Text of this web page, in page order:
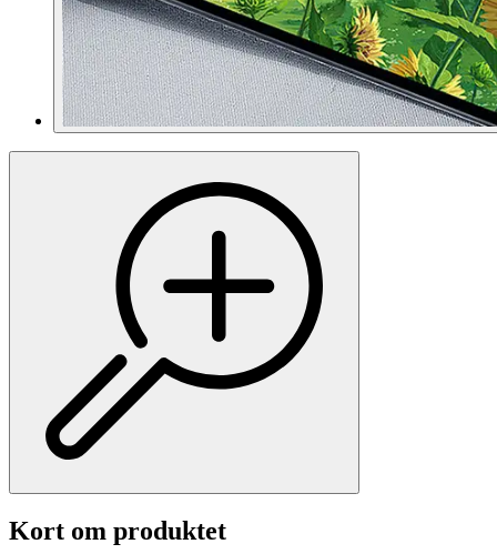
Kort om produktet